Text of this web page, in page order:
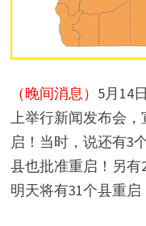
（晚间消息） 5月14
上举行新闻发布会
启！当时，说还有3
县也批准重启！另
明天将有31个县重启